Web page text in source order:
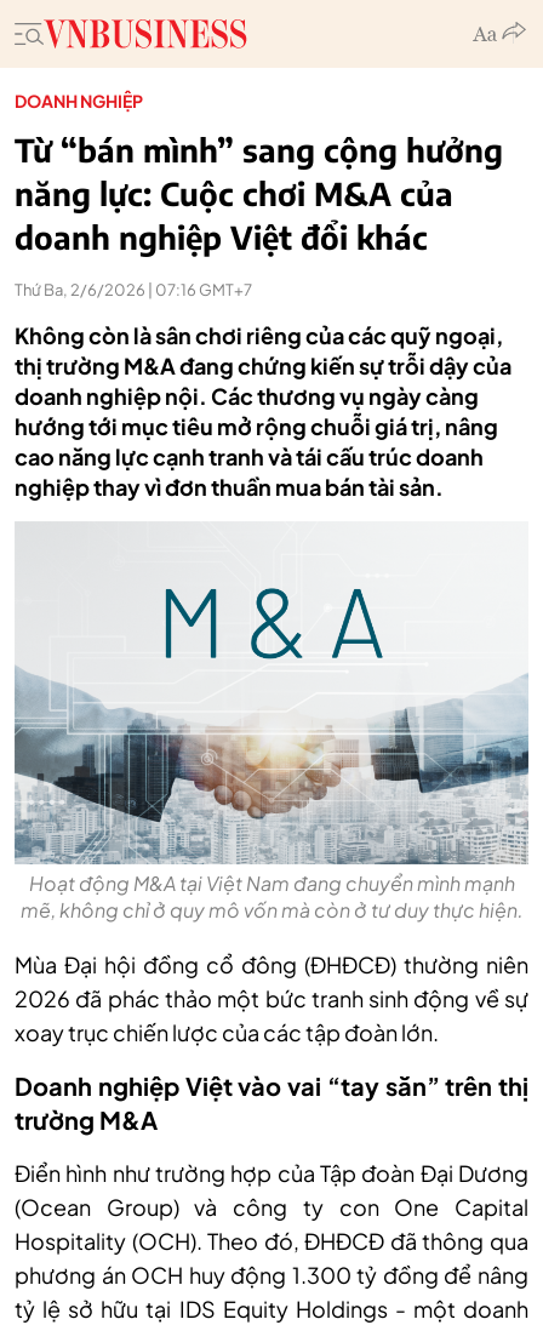
DOANH NGHIỆP
Từ “bán mình” sang cộng hưởng
năng lực: Cuộc chơi M&A của
doanh nghiệp Việt đổi khác
Thứ Ba, 2/6/2026 | 07:16 GMT+7
Không còn là sân chơi riêng của các quỹ ngoại,
thị trường M&A đang chứng kiến sự trỗi dậy của
doanh nghiệp nội. Các thương vụ ngày càng
hướng tới mục tiêu mở rộng chuỗi giá trị, nâng
cao năng lực cạnh tranh và tái cấu trúc doanh
nghiệp thay vì đơn thuần mua bán tài sản.
Hoạt động M&A tại Việt Nam đang chuyển mình mạnh
mẽ, không chỉ ở quy mô vốn mà còn ở tư duy thực hiện.
Mùa Đại hội đồng cổ đông (ĐHĐCĐ) thường niên
2026 đã phác thảo một bức tranh sinh động về sự
xoay trục chiến lược của các tập đoàn lớn.
Doanh nghiệp Việt vào vai “tay săn” trên thị
trường M&A
Điển hình như trường hợp của Tập đoàn Đại Dương
(Ocean Group) và công ty con One Capital
Hospitality (OCH). Theo đó, ĐHĐCĐ đã thông qua
phương án OCH huy động 1.300 tỷ đồng để nâng
tỷ lệ sở hữu tại IDS Equity Holdings - một doanh